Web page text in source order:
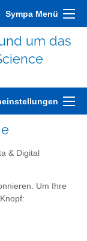
Sympa Menü
um das
& Digital
Um Ihre